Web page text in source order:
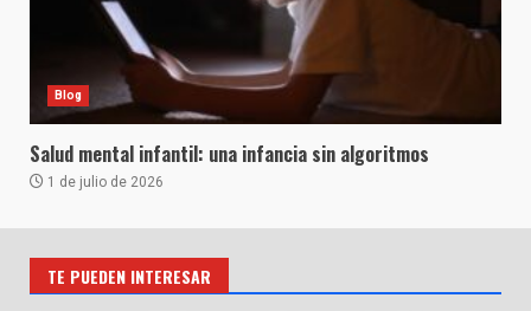
Blog
Salud mental infantil: una infancia sin algoritmos
1 de julio de 2026
TE PUEDEN INTERESAR